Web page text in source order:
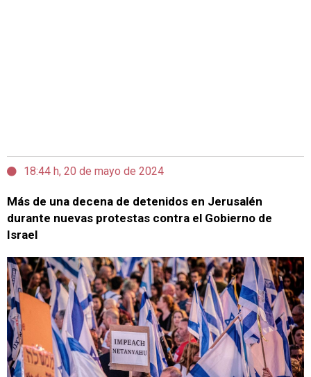
18:44 h, 20 de mayo de 2024
Más de una decena de detenidos en Jerusalén
durante nuevas protestas contra el Gobierno de
Israel